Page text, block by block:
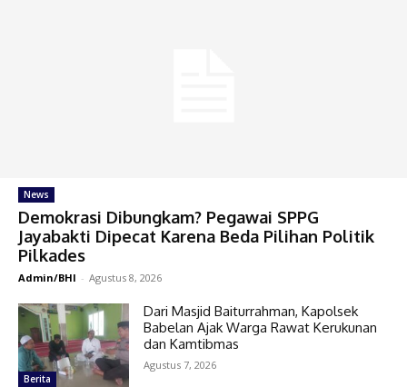
News
Demokrasi Dibungkam? Pegawai SPPG
Jayabakti Dipecat Karena Beda Pilihan Politik
Pilkades
Admin/BHI - Agustus 8, 2026
Berita
Dari Masjid Baiturrahman, Kapolsek
Babelan Ajak Warga Rawat Kerukunan
dan Kamtibmas
Agustus 7, 2026